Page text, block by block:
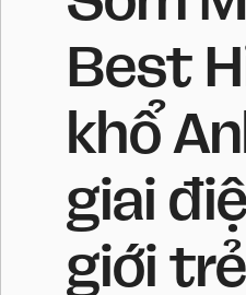
Best
khổ
giai
giới